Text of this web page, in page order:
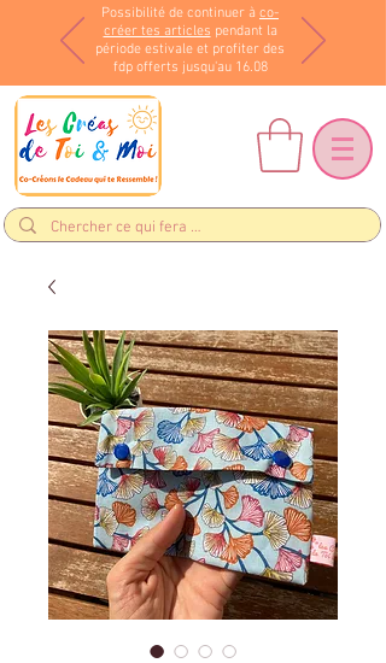
Possibilité de continuer à co-
créer tes articles pendant la
période estivale et profiter des
fdp offerts jusqu'au 16.08